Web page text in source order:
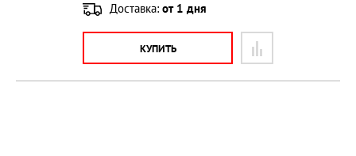
Доставка: от 1 дня
КУПИТЬ